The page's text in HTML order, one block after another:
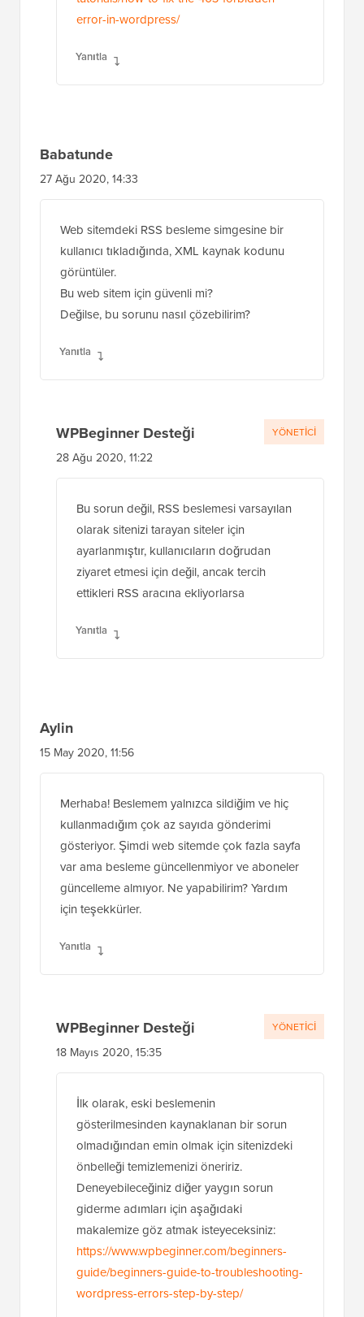
error-in-wordpress/
Yanıtla
Babatunde
27 Ağu 2020, 14:33
Web sitemdeki RSS besleme simgesine bir
kullanıcı tıkladığında, XML kaynak kodunu
görüntüler.
Bu web sitem için güvenli mi?
Değilse, bu sorunu nasıl çözebilirim?
Yanıtla
WPBeginner Desteği
28 Ağu 2020, 11:22
Bu sorun değil, RSS beslemesi varsayılan
olarak sitenizi tarayan siteler için
ayarlanmıştır, kullanıcıların doğrudan
ziyaret etmesi için değil, ancak tercih
ettikleri RSS aracına ekliyorlarsa
Yanıtla
YÖNETICI
Aylin
15 May 2020, 11:56
Merhaba! Beslemem yalnızca sildiğim ve hiç
kullanmadığım çok az sayıda gönderimi
gösteriyor. Şimdi web sitemde çok fazla sayfa
var ama besleme güncellenmiyor ve aboneler
güncelleme almıyor. Ne yapabilirim? Yardım
için teşekkürler.
Yanıtla
WPBeginner Desteği
18 Mayıs 2020, 15:35
İlk olarak, eski beslemenin
gösterilmesinden kaynaklanan bir sorun
olmadığından emin olmak için sitenizdeki
önbelleği temizlemenizi öneririz.
Deneyebileceğiniz diğer yaygın sorun
giderme adımları için aşağıdaki
makalemize göz atmak isteyeceksiniz:
https://www.wpbeginner.com/beginners-
guide/beginners-guide-to-troubleshooting-
wordpress-errors-step-by-step/
YÖNETICI